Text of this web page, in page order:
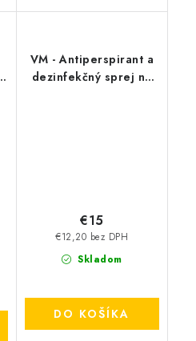
VM - Antiperspirant a
dezinfekčný sprej na
Skladom
€12,20 bez DPH
€15
DO KOŠÍKA